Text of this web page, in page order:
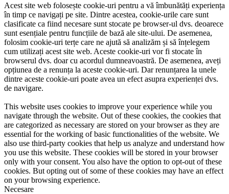
Acest site web folosește cookie-uri pentru a vă îmbunătăți experiența
în timp ce navigați pe site. Dintre acestea, cookie-urile care sunt
clasificate ca fiind necesare sunt stocate pe browser-ul dvs. deoarece
sunt esențiale pentru funcțiile de bază ale site-ului. De asemenea,
folosim cookie-uri terțe care ne ajută să analizăm și să înțelegem
cum utilizați acest site web. Aceste cookie-uri vor fi stocate în
browserul dvs. doar cu acordul dumneavoastră. De asemenea, aveți
opțiunea de a renunța la aceste cookie-uri. Dar renunțarea la unele
dintre aceste cookie-uri poate avea un efect asupra experienței dvs.
de navigare.
This website uses cookies to improve your experience while you
navigate through the website. Out of these cookies, the cookies that
are categorized as necessary are stored on your browser as they are
essential for the working of basic functionalities of the website. We
also use third-party cookies that help us analyze and understand how
you use this website. These cookies will be stored in your browser
only with your consent. You also have the option to opt-out of these
cookies. But opting out of some of these cookies may have an effect
on your browsing experience.
Necesare